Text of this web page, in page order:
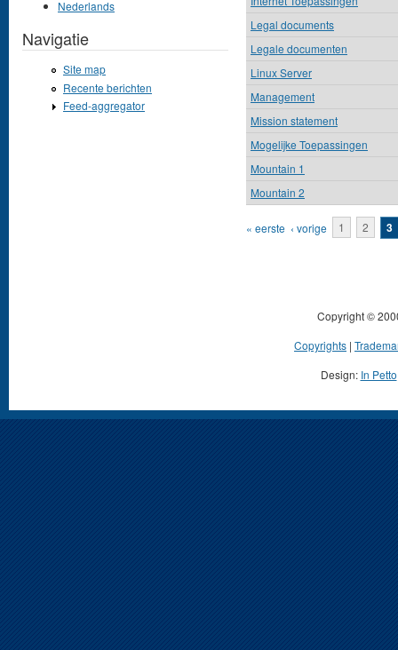
Legal documents
Legale documenten
Linux Server
Management
Mission statement
Mogelijke Toepassingen
Mountain 1
Mountain 2
Pagina's
« eerste ‹ vorige 1 2 3
Nederlands
Navigatie
Site map
Recente berichten
Feed-aggregator
Copyright ©
Copyrights |
Design: In Petto